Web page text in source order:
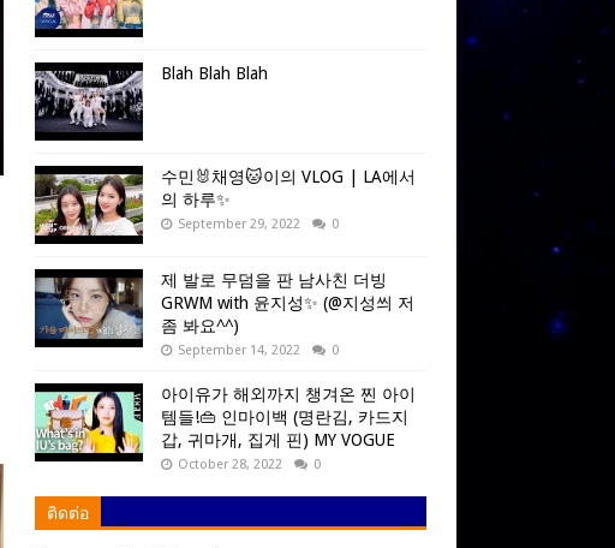
Blah Blah Blah
수민🐰채영🐱이의 VLOG | LA에서
의 하루✨
September 29, 2022 0
제 발로 무덤을 판 남사친 더빙
GRWM with 윤지성✨ (@지성씌 저
좀 봐요^^)
September 14, 2022 0
아이유가 해외까지 챙겨온 찐 아이
템들!👜 인마이백 (명란김, 카드지
갑, 귀마개, 집게 핀) MY VOGUE
October 28, 2022 0
ติดต่อ